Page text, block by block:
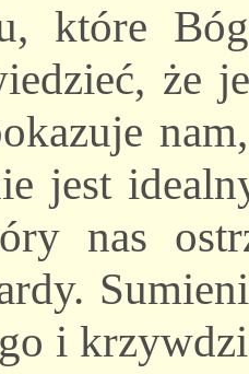
które
że
jest
nas
i